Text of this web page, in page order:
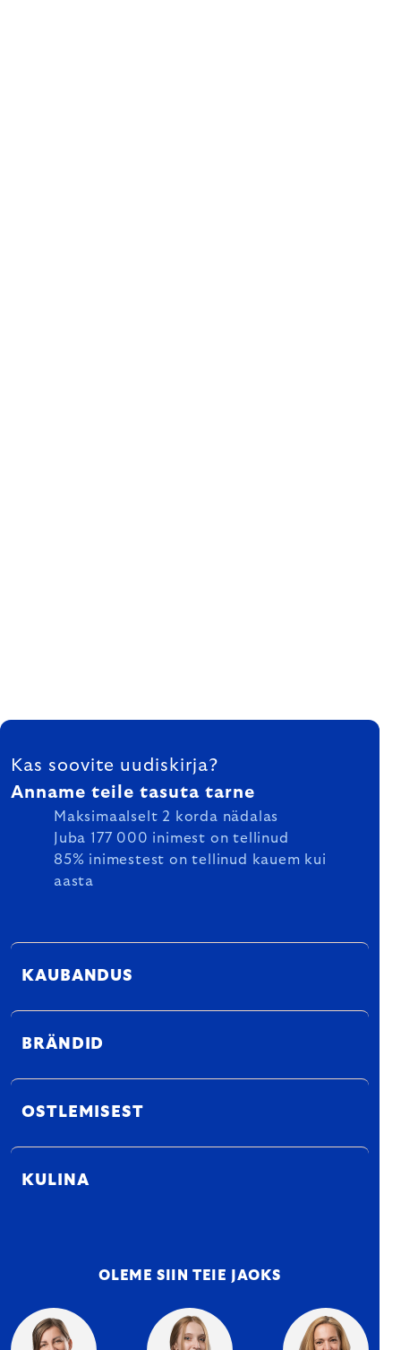
FOOTER
Kas soovite uudiskirja?
Anname teile tasuta tarne
Maksimaalselt 2 korda nädalas
Juba 177 000 inimest on tellinud
85% inimestest on tellinud kauem kui
aasta
KAUBANDUS
BRÄNDID
OSTLEMISEST
KULINA
OLEME SIIN TEIE JAOKS